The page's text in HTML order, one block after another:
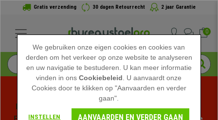
Gratis verzending 30 dagen Retourrecht 2 jaar Garantie
0
Profiteer van de Zomeruitverkoop bij bureaustoelpro!
We gebruiken onze eigen cookies en cookies van
derden om het verkeer op onze website te analyseren
en uw navigatie te bestuderen. U kan meer informatie
vinden in onsCookiebeleid . U aanvaardt onze
Cookies door te klikken op "Aanvaarden en verder
gaan".
INSTELLEN AANVAARDEN EN VERDER GAAN